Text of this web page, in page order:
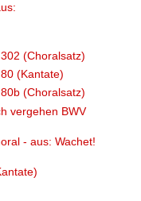
(Choralsatz)
(Kantate)
(Choralsatz)
vergehen BWV
- aus: Wachet!